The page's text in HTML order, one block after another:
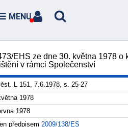
EHS ze dne 30. května 1978
v rámci Společenství
L 151, 7.6.1978, s. 25-27
1978
1978
předpisem 2009/138/ES
MENU